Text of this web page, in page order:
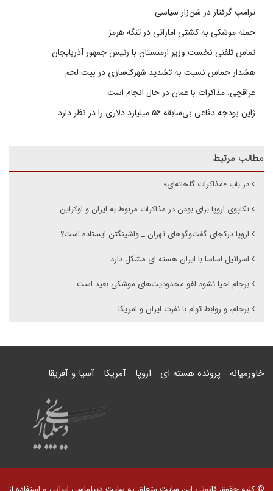
ترامپ گرفتار در شن‌زار سیاسی
حمله موشکی به کشتی اماراتی در تنگه هرمز
تماس تلفنی نخست وزیر ارمنستان با رئیس جمهور آذربایجان
هشدار حماس نسبت به تشدید شهرک‌سازی در بیت‌ لحم
عراقچی: مذاکرات با عمان در حال انجام است
ژاپن بودجه دفاعی بی‌سابقه ۵۶ میلیارد دلاری را در نظر دارد
مطالب مرتبط
در باب «مذاکرات گلخانه‌ای»
تکاپوی اروپا برای بودن در مذاکرات مربوط به ایران و اوکراین
اروپا درکجای گفت‌وگوهای تهران _ واشینگتن ایستاده است؟
اسرائیل اساسا با ایران هسته ای مشکل دارد
برجام احیا نشود لغو محدودیت‌های موشکی بعید است
برجام، و روابط توام با نفرت ایران و امریکا
خاورمیانه پرونده هسته ای اروپا آمریکا آسیا و آفریقا